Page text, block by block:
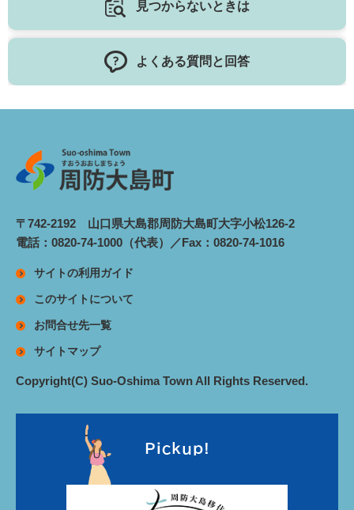
見つからないときは
よくある質問と回答
〒742-2192 山口県大島郡周防大島町大字小松126-2
電話：0820-74-1000（代表）／Fax：0820-74-1016
サイトの利用ガイド
このサイトについて
お問合せ先一覧
サイトマップ
Copyright(C) Suo-Oshima Town All Rights Reserved.